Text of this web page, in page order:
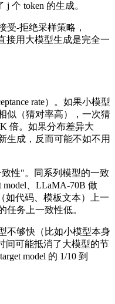
个 token 的生成。
受-拒绝采样策略，
接用大模型生成是完全一
rate）。如果小模型
似（猜对率高），一次猜
倍。如果分布差异大
生成，反而可能不如不用
性"。同系列模型的一致
、LLaMA-70B 做
如代码、模板文本）上一
任务上一致性低。
不够快（比如小模型本身
间可能抵消了大模型的节
model 的 1/10 到